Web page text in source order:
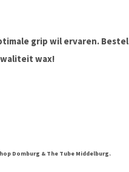
grip wil ervaren. Bestel
wax!
Domburg & The Tube Middelburg.